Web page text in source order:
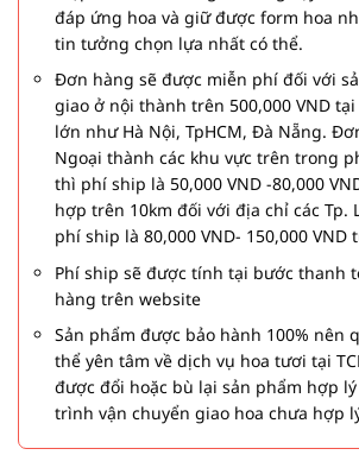
đáp ứng hoa và giữ được form hoa
tin tưởng chọn lựa nhất có thể.
Đơn hàng sẽ được miễn phí đối với
giao ở nội thành trên 500,000 VND
lớn như Hà Nội, TpHCM, Đà Nẵng.
Ngoại thành các khu vực trên trong
thì phí ship là 50,000 VND -80,000
hợp trên 10km đối với địa chỉ các Tp.
phí ship là 80,000 VND- 150,000 VND
Phí ship sẽ được tính tại bước thanh
hàng trên website
Sản phẩm được bảo hành 100% nên
thể yên tâm về dịch vụ hoa tươi tại
được đổi hoặc bù lại sản phẩm hợp
trình vận chuyển giao hoa chưa hợp